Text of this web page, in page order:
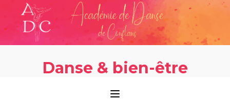
Danse & bien-être